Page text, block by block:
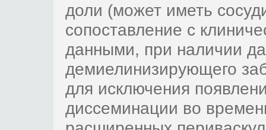
доли (может иметь
сопоставление с
данными, при наличии
демиелинизирующего
для исключения
диссеминации во